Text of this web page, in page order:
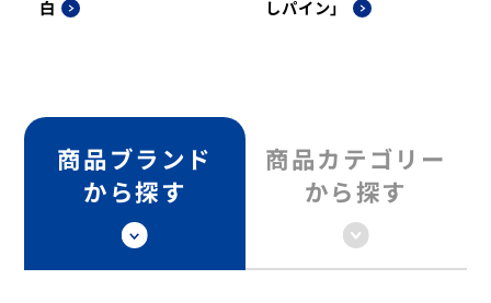
白
しパイン」
商品ブランド
から探す
商品カテゴリー
から探す